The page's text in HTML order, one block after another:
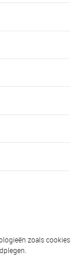
zoals cookies